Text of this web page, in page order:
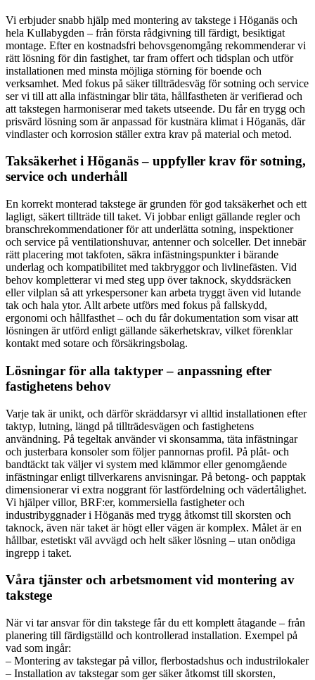
Vi erbjuder snabb hjälp med montering av takstege i Höganäs och
hela Kullabygden – från första rådgivning till färdigt, besiktigat
montage. Efter en kostnadsfri behovsgenomgång rekommenderar vi
rätt lösning för din fastighet, tar fram offert och tidsplan och utför
installationen med minsta möjliga störning för boende och
verksamhet. Med fokus på säker tillträdesväg för sotning och service
ser vi till att alla infästningar blir täta, hållfastheten är verifierad och
att takstegen harmoniserar med takets utseende. Du får en trygg och
prisvärd lösning som är anpassad för kustnära klimat i Höganäs, där
vindlaster och korrosion ställer extra krav på material och metod.
Taksäkerhet i Höganäs – uppfyller krav för sotning,
service och underhåll
En korrekt monterad takstege är grunden för god taksäkerhet och ett
lagligt, säkert tillträde till taket. Vi jobbar enligt gällande regler och
branschrekommendationer för att underlätta sotning, inspektioner
och service på ventilationshuvar, antenner och solceller. Det innebär
rätt placering mot takfoten, säkra infästningspunkter i bärande
underlag och kompatibilitet med takbryggor och livlinefästen. Vid
behov kompletterar vi med steg upp över taknock, skyddsräcken
eller vilplan så att yrkespersoner kan arbeta tryggt även vid lutande
tak och hala ytor. Allt arbete utförs med fokus på fallskydd,
ergonomi och hållfasthet – och du får dokumentation som visar att
lösningen är utförd enligt gällande säkerhetskrav, vilket förenklar
kontakt med sotare och försäkringsbolag.
Lösningar för alla taktyper – anpassning efter
fastighetens behov
Varje tak är unikt, och därför skräddarsyr vi alltid installationen efter
taktyp, lutning, längd på tillträdesvägen och fastighetens
användning. På tegeltak använder vi skonsamma, täta infästningar
och justerbara konsoler som följer pannornas profil. På plåt- och
bandtäckt tak väljer vi system med klämmor eller genomgående
infästningar enligt tillverkarens anvisningar. På betong- och papptak
dimensionerar vi extra noggrant för lastfördelning och vädertålighet.
Vi hjälper villor, BRF:er, kommersiella fastigheter och
industribyggnader i Höganäs med trygg åtkomst till skorsten och
taknock, även när taket är högt eller vägen är komplex. Målet är en
hållbar, estetiskt väl avvägd och helt säker lösning – utan onödiga
ingrepp i taket.
Våra tjänster och arbetsmoment vid montering av
takstege
När vi tar ansvar för din takstege får du ett komplett åtagande – från
planering till färdigställd och kontrollerad installation. Exempel på
vad som ingår:
– Montering av takstegar på villor, flerbostadshus och industrilokaler
– Installation av takstegar som ger säker åtkomst till skorsten,